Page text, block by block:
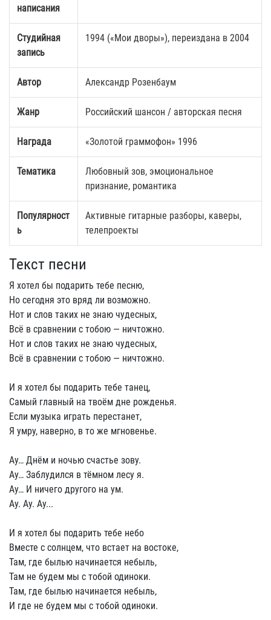
написания
Студийная
запись
1994 («Мои дворы»), переиздана в 2004
Автор Александр Розенбаум
Жанр Российский шансон / авторская песня
Награда «Золотой граммофон» 1996
Тематика
Любовный зов, эмоциональное
признание, романтика
Популярност
ь
Активные гитарные разборы, каверы,
телепроекты
Текст песни
Я хотел бы подарить тебе песню,
Но сегодня это вряд ли возможно.
Нот и слов таких не знаю чудесных,
Всё в сравнении с тобою — ничтожно.
Нот и слов таких не знаю чудесных,
Всё в сравнении с тобою — ничтожно.
И я хотел бы подарить тебе танец,
Самый главный на твоём дне рожденья.
Если музыка играть перестанет,
Я умру, наверно, в то же мгновенье.
Ау… Днём и ночью счастье зову.
Ау… Заблудился в тёмном лесу я.
Ау… И ничего другого на ум.
Ау. Ау. Ау...
И я хотел бы подарить тебе небо
Вместе с солнцем, что встает на востоке,
Там, где былью начинается небыль,
Там не будем мы с тобой одиноки.
Там, где былью начинается небыль,
И где не будем мы с тобой одиноки.